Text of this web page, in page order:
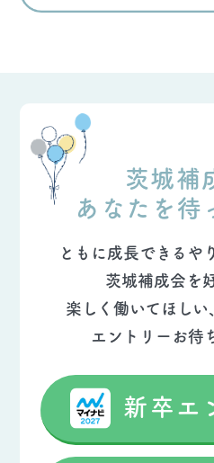
茨城補
あなたを待
ともに成長できるや
茨城補成会を
楽しく働いてほし
エントリーお待
新卒エ